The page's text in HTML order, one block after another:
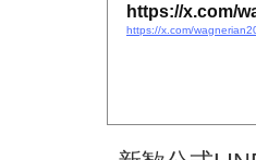
https://x.com/
https://x.com/